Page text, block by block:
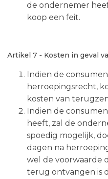
de ondernemer
koop een feit.
Artikel 7 - Kosten in geval
Indien de
herroepingsrecht,
kosten van
Indien de
heeft, zal de
spoedig mogelijk,
dagen na
wel de voorwaarde
terug ontvangen is